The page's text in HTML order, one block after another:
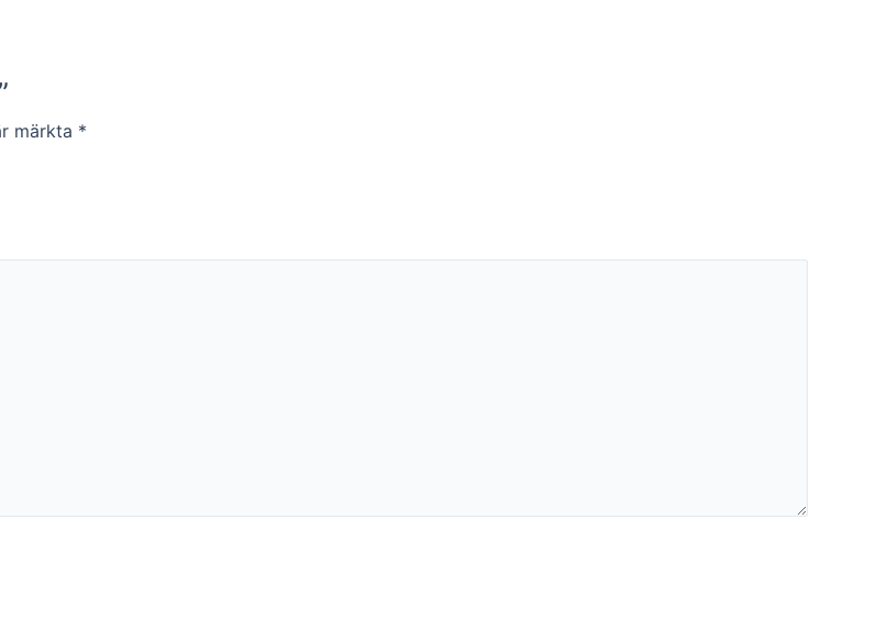
märkta *